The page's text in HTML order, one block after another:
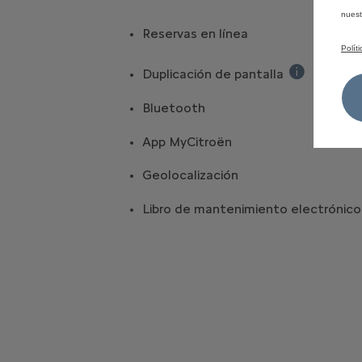
Reservas en línea
Duplicación de pantalla
Muestra
Bluetooth
App MyCitroën
Geolocalización
Libro de mantenimiento electrónico